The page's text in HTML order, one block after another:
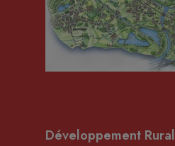
Développement Rural